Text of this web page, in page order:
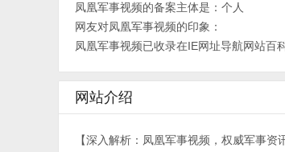
凤凰军事视频的备案主体是：个人
网友对凤凰军事视频的印象：
凤凰军事视频已收录在IE网址导航网站百
网站介绍
【深入解析：凤凰军事视频，权威军事资